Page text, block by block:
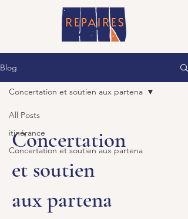
Blog
All Posts
itinérance
Concertation et soutien aux partena
Concertation et soutien aux partena
Concertation
et soutien
aux partena